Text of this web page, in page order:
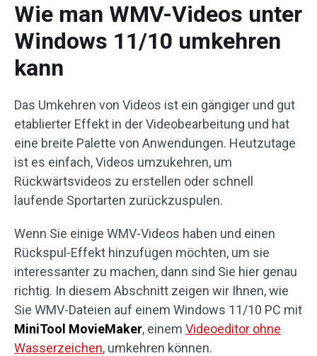
Wie man WMV-Videos unter
Windows 11/10 umkehren
kann
Das Umkehren von Videos ist ein gängiger und gut
etablierter Effekt in der Videobearbeitung und hat
eine breite Palette von Anwendungen. Heutzutage
ist es einfach, Videos umzukehren, um
Rückwärtsvideos zu erstellen oder schnell
laufende Sportarten zurückzuspulen.
Wenn Sie einige WMV-Videos haben und einen
Rückspul-Effekt hinzufügen möchten, um sie
interessanter zu machen, dann sind Sie hier genau
richtig. In diesem Abschnitt zeigen wir Ihnen, wie
Sie WMV-Dateien auf einem Windows 11/10 PC mit
MiniTool MovieMaker, einem Videoeditor ohne
Wasserzeichen, umkehren können.